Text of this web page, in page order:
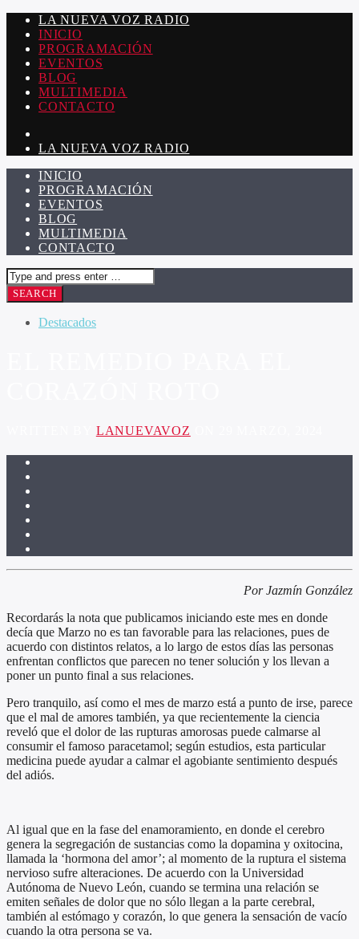
LA NUEVA VOZ RADIO
INICIO
PROGRAMACIÓN
EVENTOS
BLOG
MULTIMEDIA
CONTACTO
LA NUEVA VOZ RADIO
INICIO
PROGRAMACIÓN
EVENTOS
BLOG
MULTIMEDIA
CONTACTO
Destacados
LANUEVAVOZ
Por Jazmín González
Recordarás la nota que publicamos iniciando este mes en donde
decía que Marzo no es tan favorable para las relaciones, pues de
acuerdo con distintos relatos, a lo largo de estos días las personas
enfrentan conflictos que parecen no tener solución y los llevan a
poner un punto final a sus relaciones.
Pero tranquilo, así como el mes de marzo está a punto de irse, parece
que el mal de amores también, ya que recientemente la ciencia
reveló que el dolor de las rupturas amorosas puede calmarse al
consumir el famoso paracetamol; según estudios, esta particular
medicina puede ayudar a calmar el agobiante sentimiento después
del adiós.
Al igual que en la fase del enamoramiento, en donde el cerebro
genera la segregación de sustancias como la dopamina y oxitocina,
llamada la ‘hormona del amor’; al momento de la ruptura el sistema
nervioso sufre alteraciones. De acuerdo con la Universidad
Autónoma de Nuevo León, cuando se termina una relación se
emiten señales de dolor que no sólo llegan a la parte cerebral,
también al estómago y corazón, lo que genera la sensación de vacío
cuando la otra persona se va.